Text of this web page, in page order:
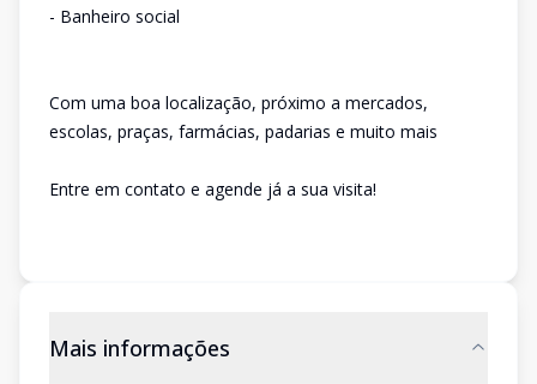
- Banheiro social
Com uma boa localização, próximo a mercados,
escolas, praças, farmácias, padarias e muito mais
Entre em contato e agende já a sua visita!
Mais informações